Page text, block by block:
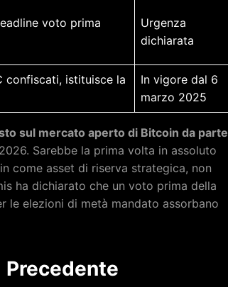
voto prima
Urgenza
dichiarata
confiscati, istituisce la
In vigore dal 6
marzo 2025
sul mercato aperto di Bitcoin da parte
Sarebbe la prima volta in assoluto
come asset di riserva strategica, non
ha dichiarato che un voto prima della
le elezioni di metà mandato assorbano
Precedente